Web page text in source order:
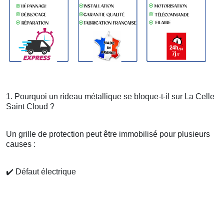
1. Pourquoi un rideau métallique se bloque-t-il sur La Celle
Saint Cloud ?
Un grille de protection peut être immobilisé pour plusieurs
causes :
✔️ Défaut électrique